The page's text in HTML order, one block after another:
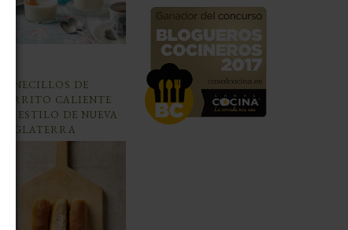
PANECILLOS DE
PERRITO CALIENTE
AL ESTILO DE NUEVA
INGLATERRA